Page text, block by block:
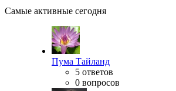
Самые активные сегодня
Пума Тайланд
5 ответов
0 вопросов